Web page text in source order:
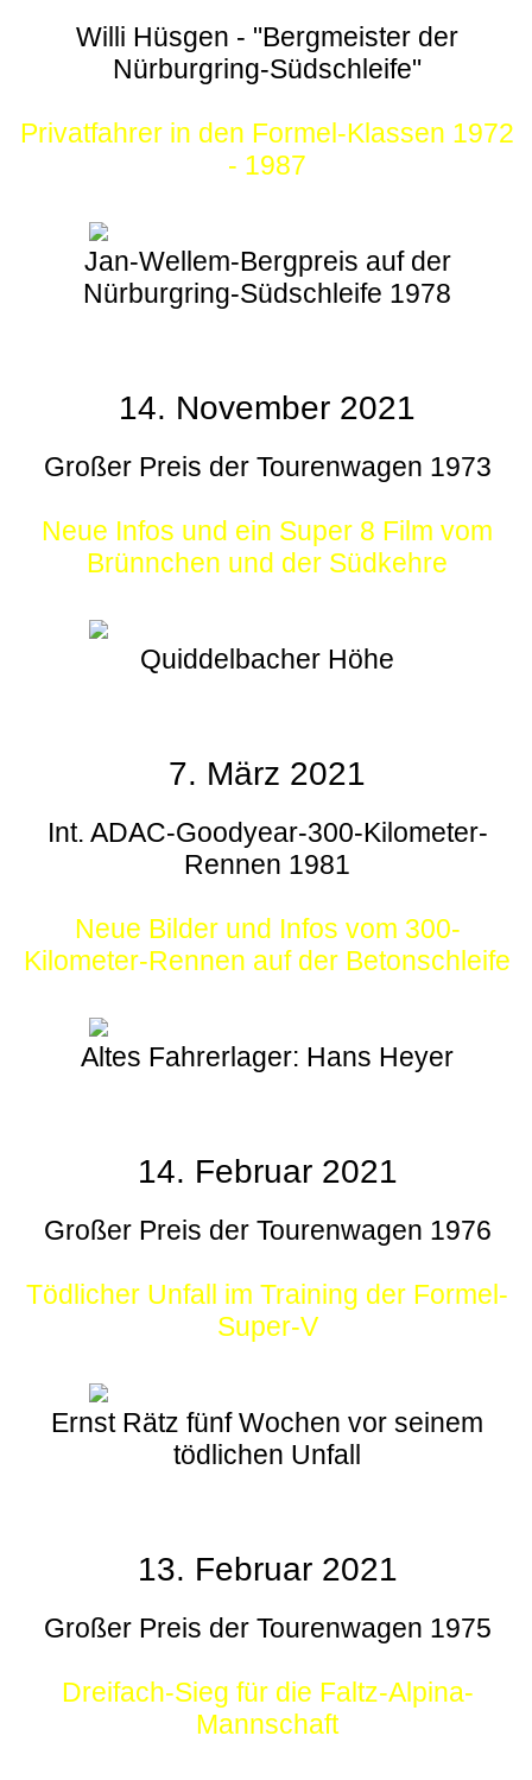
Willi Hüsgen - "Bergmeister der
Nürburgring-Südschleife"
Privatfahrer in den Formel-Klassen 1972
- 1987
Jan-Wellem-Bergpreis auf der
Nürburgring-Südschleife 1978
14. November 2021
Großer Preis der Tourenwagen 1973
Neue Infos und ein Super 8 Film vom
Brünnchen und der Südkehre
Quiddelbacher Höhe
7. März 2021
Int. ADAC-Goodyear-300-Kilometer-
Rennen 1981
Neue Bilder und Infos vom 300-
Kilometer-Rennen auf der Betonschleife
Altes Fahrerlager: Hans Heyer
14. Februar 2021
Großer Preis der Tourenwagen 1976
Tödlicher Unfall im Training der Formel-
Super-V
Ernst Rätz fünf Wochen vor seinem
tödlichen Unfall
13. Februar 2021
Großer Preis der Tourenwagen 1975
Dreifach-Sieg für die Faltz-Alpina-
Mannschaft